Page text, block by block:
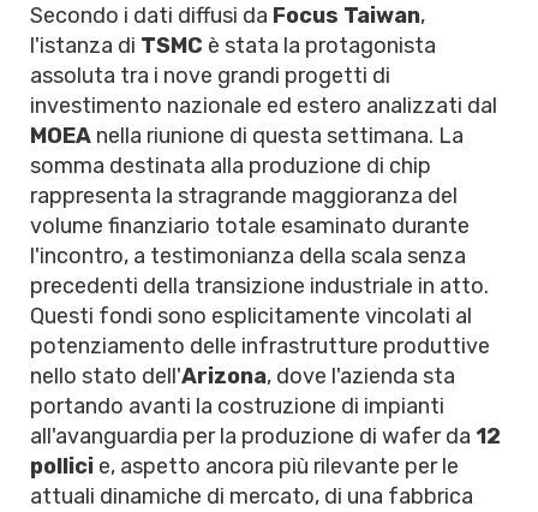
Secondo i dati diffusi da Focus Taiwan,
l'istanza di TSMC è stata la protagonista
assoluta tra i nove grandi progetti di
investimento nazionale ed estero analizzati dal
MOEA nella riunione di questa settimana. La
somma destinata alla produzione di chip
rappresenta la stragrande maggioranza del
volume finanziario totale esaminato durante
l'incontro, a testimonianza della scala senza
precedenti della transizione industriale in atto.
Questi fondi sono esplicitamente vincolati al
potenziamento delle infrastrutture produttive
nello stato dell'Arizona, dove l'azienda sta
portando avanti la costruzione di impianti
all'avanguardia per la produzione di wafer da 12
pollici e, aspetto ancora più rilevante per le
attuali dinamiche di mercato, di una fabbrica